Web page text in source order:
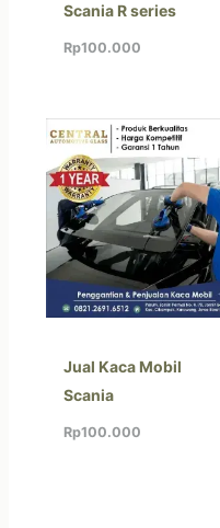
Scania R series
Rp100.000
Jual Kaca Mobil
Scania
Rp100.000